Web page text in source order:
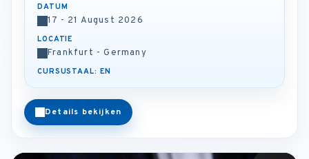
DATUM
17 - 21 August 2026
LOCATIE
Frankfurt - Germany
CURSUSTAAL: EN
Details bekijken